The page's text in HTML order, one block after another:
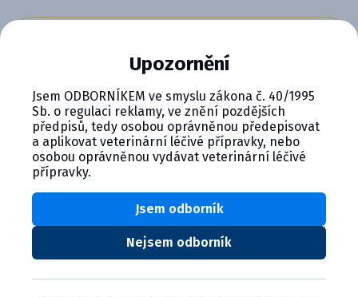
CYMEDICA PLUS: VĚRNOST, KTERÁ
Staňte se členem věrnostního programu
Cymedica Plus a získejte exkluzivní výhody pro
vaši veterinární praxi.
Výhody členství v Programu Cymedica
Plus:
Exkluzivní produkty a služby
Jedinečné bonusy
Speciální akce, workshopy, konference,
webináře a další
Upozornění
Jsem ODBORNÍKEM ve smyslu zákona č. 40/1995
Sb. o regulaci reklamy, ve znění pozdějších
předpisů, tedy osobou oprávněnou předepisovat
a aplikovat veterinární léčivé přípravky, nebo
osobou oprávněnou vydávat veterinární léčivé
přípravky.
Nejsem odborník
Jsem odborník